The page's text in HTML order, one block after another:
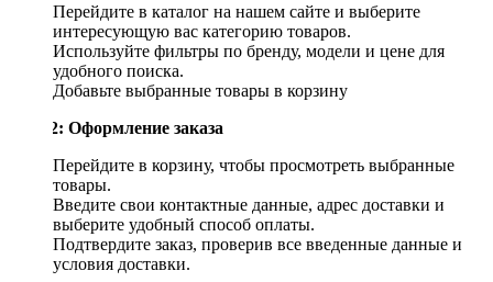
Перейдите в каталог на нашем сайте и выберите
интересующую вас категорию товаров.
Используйте фильтры по бренду, модели и цене для
удобного поиска.
Добавьте выбранные товары в корзину
Шаг 2: Оформление заказа
Перейдите в корзину, чтобы просмотреть выбранные
товары.
Введите свои контактные данные, адрес доставки и
выберите удобный способ оплаты.
Подтвердите заказ, проверив все введенные данные и
условия доставки.